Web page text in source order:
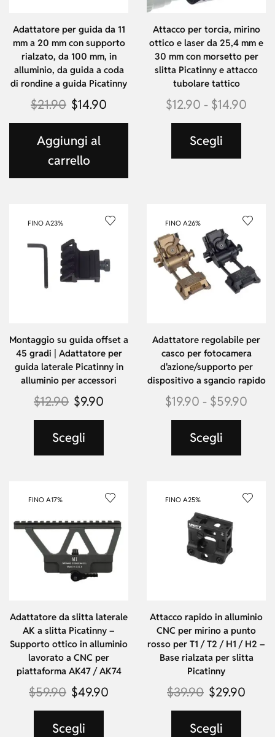
Adattatore per guida da 11
mm a 20 mm con supporto
rialzato, da 100 mm, in
alluminio, da guida a coda
di rondine a guida Picatinny
$21.90 $14.90
Aggiungi al
carrello
Attacco per torcia, mirino
ottico e laser da 25,4 mm e
30 mm con morsetto per
slitta Picatinny e attacco
tubolare tattico
$12.90 - $14.90
Scegli
FINO A23%
Montaggio su guida offset a
45 gradi | Adattatore per
guida laterale Picatinny in
alluminio per accessori
$12.90 $9.90
Scegli
FINO A26%
Adattatore regolabile per
casco per fotocamera
d'azione/supporto per
dispositivo a sgancio rapido
$19.90 - $59.90
Scegli
FINO A17%
Adattatore da slitta laterale
AK a slitta Picatinny –
Supporto ottico in alluminio
lavorato a CNC per
piattaforma AK47 / AK74
$59.90 $49.90
Scegli
FINO A25%
Attacco rapido in alluminio
CNC per mirino a punto
rosso per T1 / T2 / H1 / H2 –
Base rialzata per slitta
Picatinny
$39.90 $29.90
Scegli